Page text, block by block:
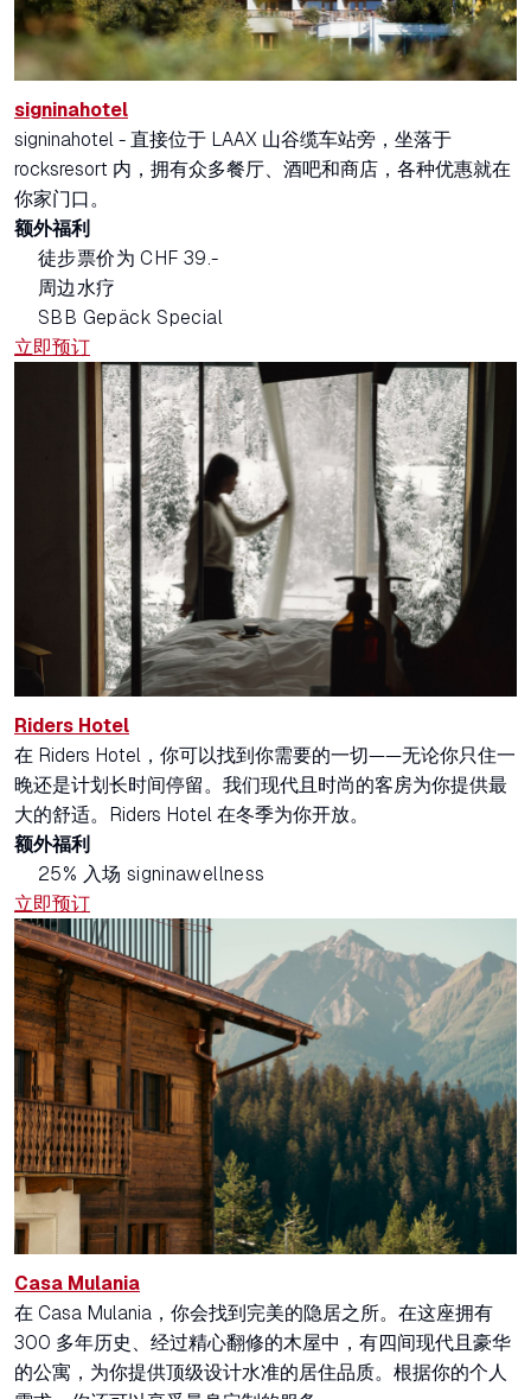
signinahotel
signinahotel - 直接位于 LAAX 山谷缆车站旁，坐落于
rocksresort 内，拥有众多餐厅、酒吧和商店，各种优惠就在
你家门口。
额外福利
徒步票价为 CHF 39.-
周边水疗
SBB Gepäck Special
立即预订
Riders Hotel
在 Riders Hotel，你可以找到你需要的一切——无论你只住一
晚还是计划长时间停留。我们现代且时尚的客房为你提供最
大的舒适。Riders Hotel 在冬季为你开放。
额外福利
25% 入场 signinawellness
立即预订
Casa Mulania
在 Casa Mulania，你会找到完美的隐居之所。在这座拥有
300 多年历史、经过精心翻修的木屋中，有四间现代且豪华
的公寓，为你提供顶级设计水准的居住品质。根据你的个人